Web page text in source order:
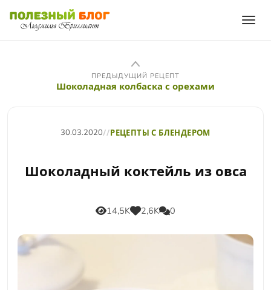
ПРЕДЫДУЩИЙ РЕЦЕПТ
Шоколадная колбаска с орехами
30.03.2020//РЕЦЕПТЫ С БЛЕНДЕРОМ
Шоколадный коктейль из овса
14,5K 2,6K 0